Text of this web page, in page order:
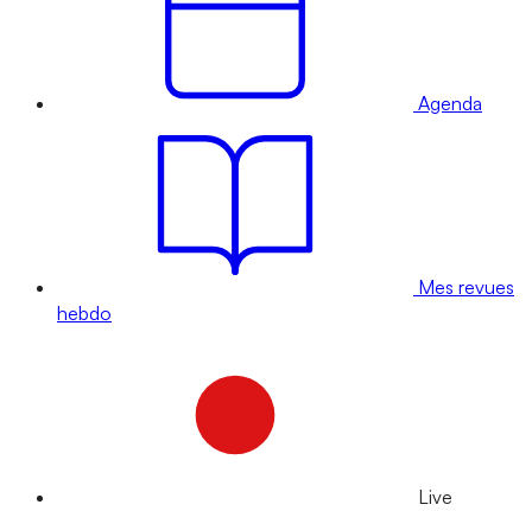
Agenda
Mes revues
hebdo
Live